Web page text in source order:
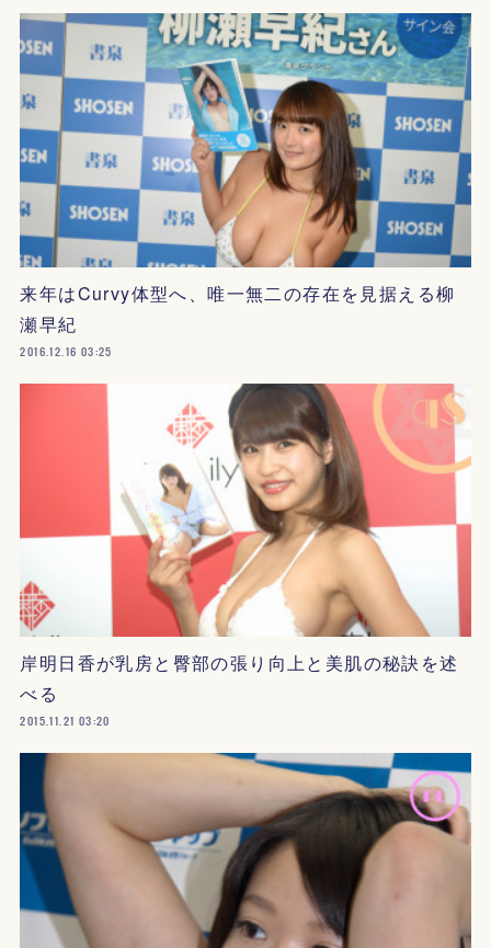
来年はCurvy体型へ、唯一無二の存在を見据える柳
瀬早紀
2016.12.16 03:25
岸明日香が乳房と臀部の張り向上と美肌の秘訣を述
べる
2015.11.21 03:20